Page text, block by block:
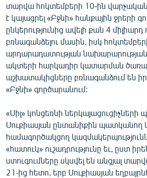
տարվա հոկտեմբերի 10-ին
է կայացրել «Բջնի» հանքային ջրերի
ընկերությունից ավելի քան 4
բռնագանձելու մասին, իսկ
արդարադատության
ակտերի հարկադիր կատարման
աշխատակիցները բռնագանձում են
«Բջնի» գործարանում:
«Սիլ» կոնցեռնի ներկայացուցիչների
Սուքիասյան ընտանիքին պատկանող
համագործակցող
«հատուկ» ուշադրությունը եւ, ըստ
ստուգումները սկսվել են անցյալ
21-ից հետո, երբ Սուքիասյան